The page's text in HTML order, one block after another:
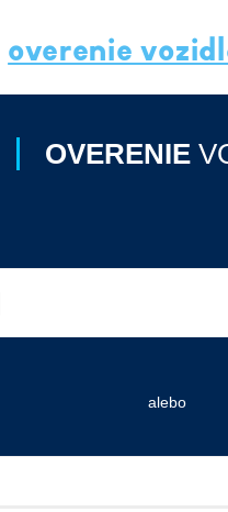
overenie